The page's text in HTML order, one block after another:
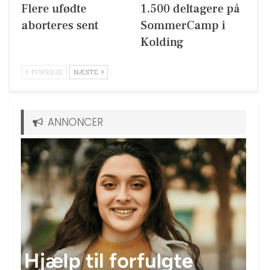
Flere ufødte
aborteres sent
1.500 deltagere på
SommerCamp i
Kolding
FORRIGE NÆSTE
ANNONCER